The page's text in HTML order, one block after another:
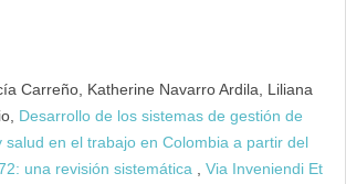
Carreño, Katherine Navarro Ardila, Liliana
Desarrollo de los sistemas de gestión de
salud en el trabajo en Colombia a partir del
una revisión sistemática
Via Inveniendi Et